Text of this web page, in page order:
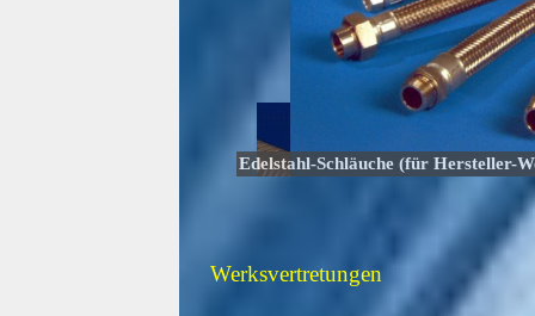
Edelstahl-Schläuche (für Hersteller-
Werksvertretungen